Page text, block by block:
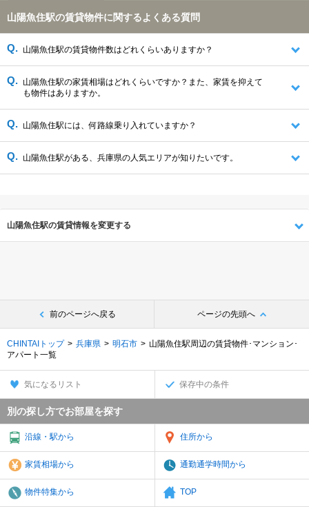
山陽魚住駅の賃貸物件に関するよくある質問
山陽魚住駅の賃貸物件数はどれくらいありますか？
山陽魚住駅の家賃相場はどれくらいですか？また、家賃を抑えて
も物件はありますか。
山陽魚住駅には、何路線乗り入れていますか？
山陽魚住駅がある、兵庫県の人気エリアが知りたいです。
山陽魚住駅の賃貸情報を変更する
前のページへ戻る ページの先頭へ
CHINTAIトップ 兵庫県 明石市
山陽魚住駅周辺の賃貸物件･マンション･
アパート一覧
気になるリスト 保存中の条件
別の探し方でお部屋を探す
沿線・駅から 住所から
家賃相場から 通勤通学時間から
物件特集から TOP